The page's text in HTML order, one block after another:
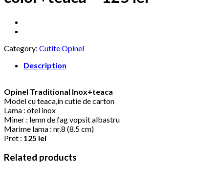
Category: Cutite Opinel
Description
Opinel Traditional Inox+teaca
Model cu teaca,in cutie de carton
Lama : otel inox
Miner : lemn de fag vopsit albastru
Marime lama : nr.8 (8.5 cm)
Pret : 125 lei
Related products